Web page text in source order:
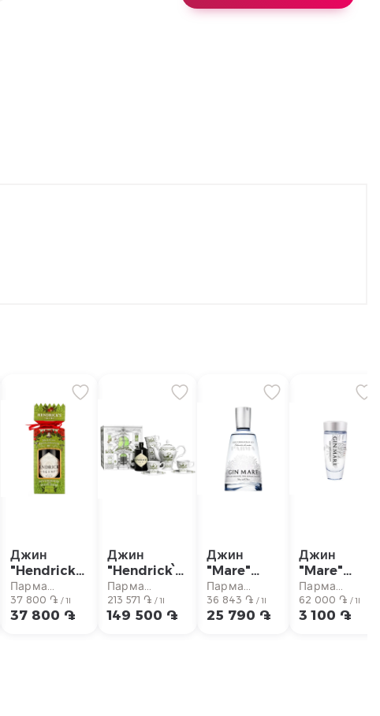
Джин
"Hendricks"
1л
Парма
супермаркет
37 800 ֏ / 1l
37 800 ֏
Джин
"Hendrick՝s"
+чайный
набор
700мл
Парма
супермаркет
213 571 ֏ / 1l
149 500 ֏
Джин
"Mare"
700мл
Парма
супермаркет
36 843 ֏ / 1l
25 790 ֏
Джин
"Mare"
50мл
Парма
супермаркет
62 000 ֏ / 1l
3 100 ֏